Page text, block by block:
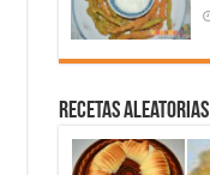
Recetas aleatorias